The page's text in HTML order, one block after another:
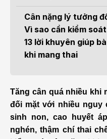
Cân nặng lý tưởng
Vì sao cần kiểm
13 lời khuyên giúp
khi mang thai
Tăng cân quá nhiều khi
đối mặt với nhiều
sinh non, cao huyết
nghén, thậm chí thai